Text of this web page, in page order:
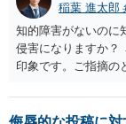
稲葉 進太郎
知的障害がないのに
侵害になりますか？
印象です。ご指摘の